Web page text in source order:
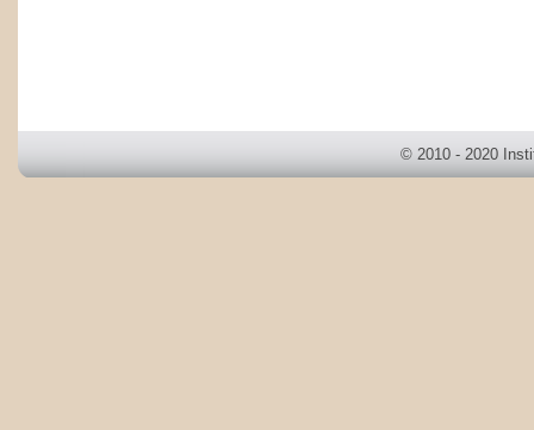
© 2010 - 2020